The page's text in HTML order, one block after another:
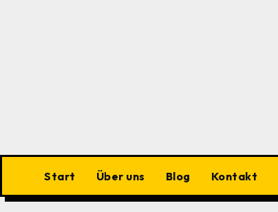
Start Über uns Blog Kontakt